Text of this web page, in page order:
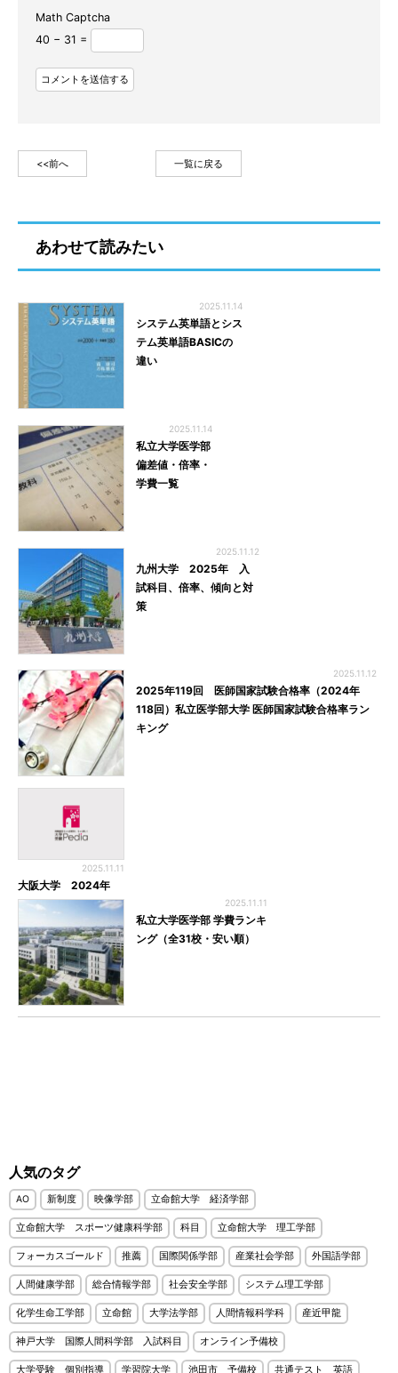
Math Captcha
40 − 31 =
<<前へ 一覧に戻る
あわせて読みたい
2025.11.14
システム英単語とシス
テム英単語BASICの
違い
2025.11.14
私立大学医学部
偏差値・倍率・
学費一覧
2025.11.12
九州大学 2025年 入
試科目、倍率、傾向と対
策
2025.11.12
2025年119回 医師国家試験合格率（2024年
118回）私立医学部大学 医師国家試験合格率ラン
キング
2025.11.11
大阪大学 2024年
2025.11.11
私立大学医学部 学費ランキ
ング（全31校・安い順）
人気のタグ
AO 新制度 映像学部 立命館大学 経済学部
立命館大学 スポーツ健康科学部 科目 立命館大学 理工学部
フォーカスゴールド 推薦 国際関係学部 産業社会学部 外国語学部
人間健康学部 総合情報学部 社会安全学部 システム理工学部
化学生命工学部 立命館 大学法学部 人間情報科学科 産近甲龍
神戸大学 国際人間科学部 入試科目 オンライン予備校
大学受験 個別指導 学習院大学 池田市 予備校 共通テスト 英語